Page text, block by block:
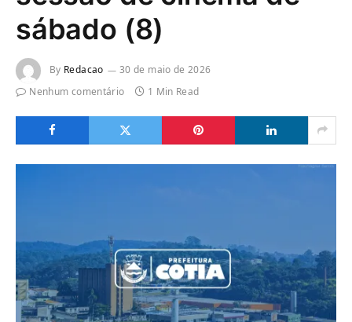
sábado (8)
By Redacao
30 de maio de 2026
Nenhum comentário
1 Min Read